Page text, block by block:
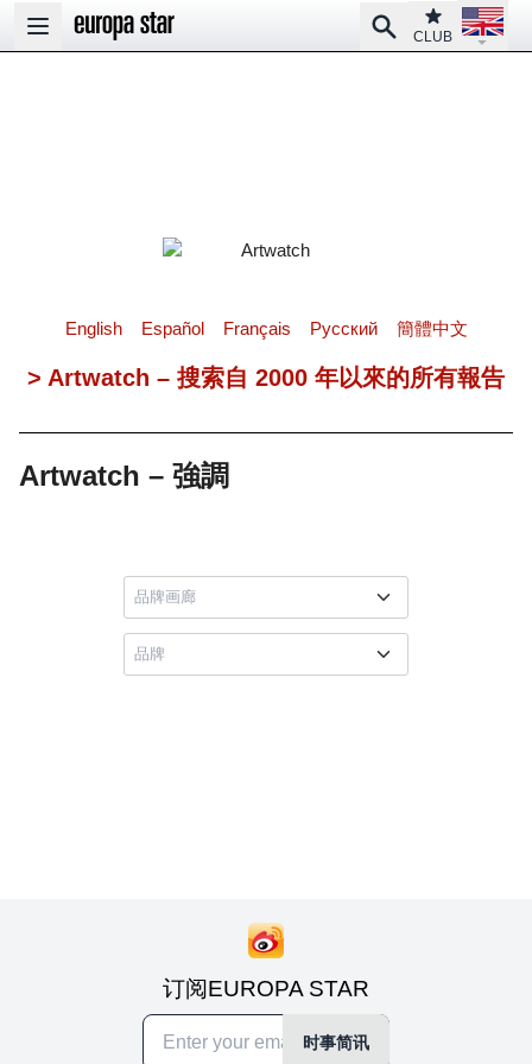
Open main menu
SearchClub
CLUB
Open
English Español Français Pусский 簡體中文
> Artwatch – 搜索自 2000 年以來的所有報告
Artwatch – 強調
订阅EUROPA STAR
时事简讯